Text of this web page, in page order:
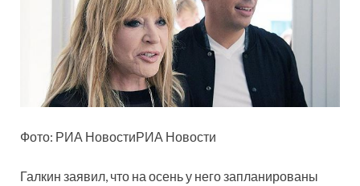
Фото: РИА НовостиРИА Новости
Галкин заявил, что на осень у него запланированы